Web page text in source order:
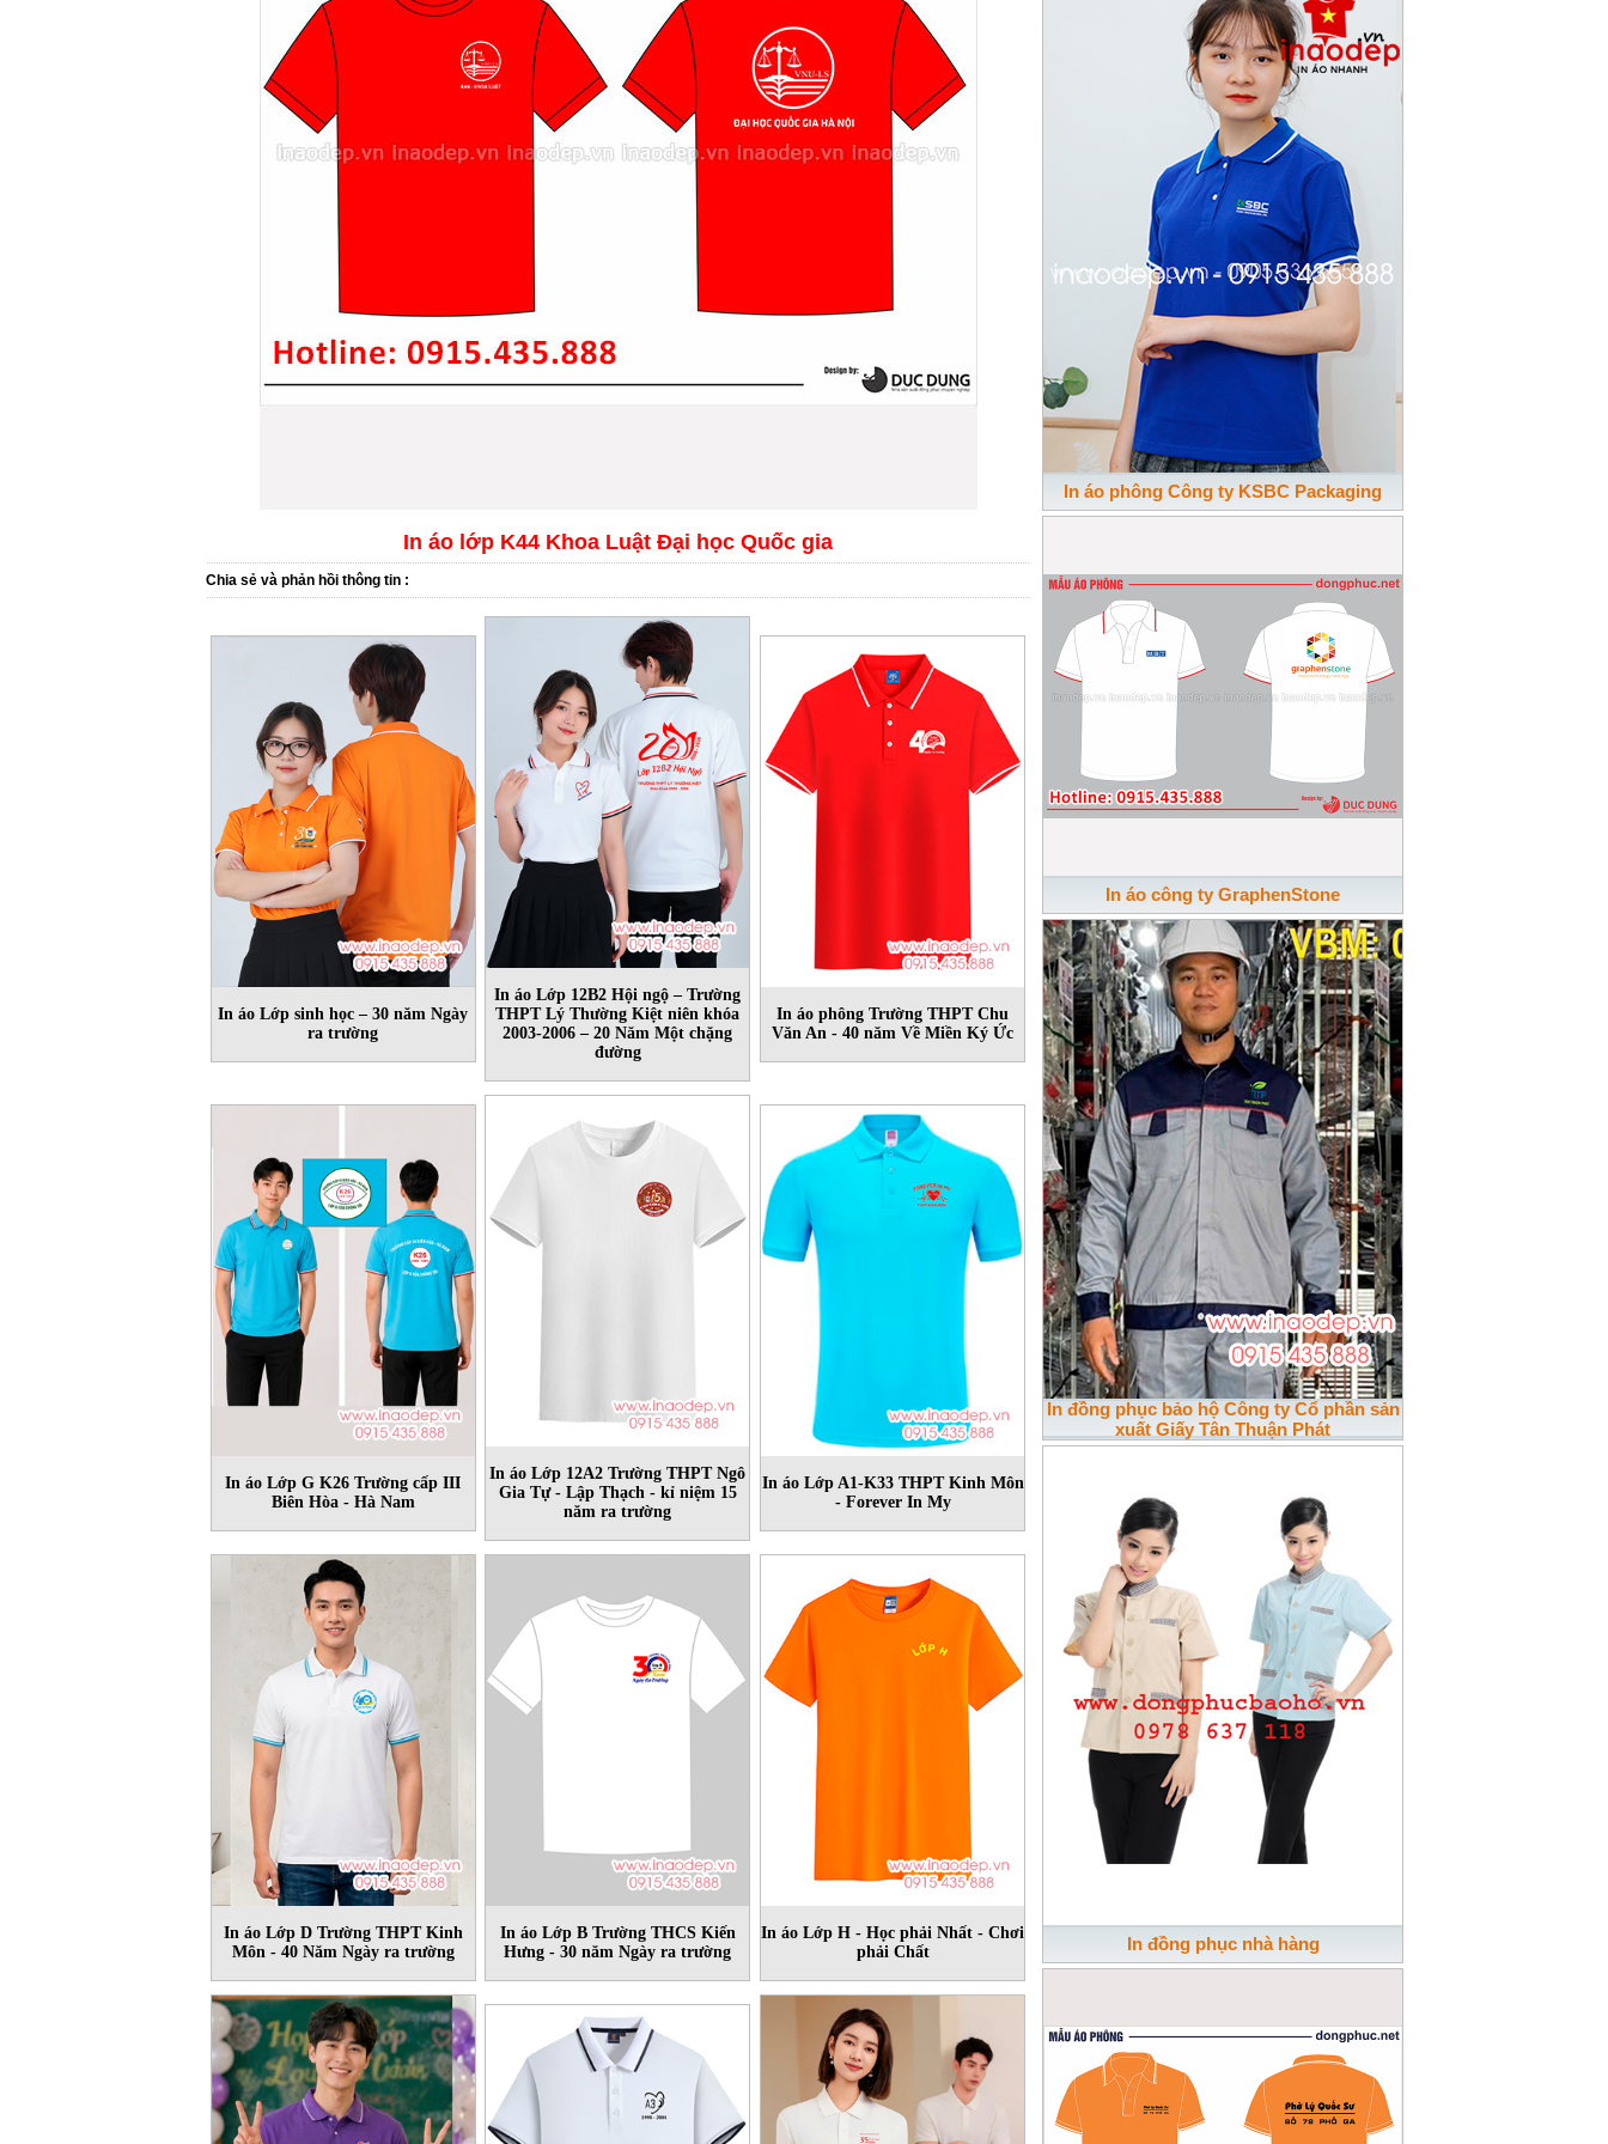
In áo lớp K44 Khoa Luật Đại học Quốc gia
Chia sẻ và phản hồi thông tin :
In áo Lớp sinh học – 30 năm Ngày
ra trường
In áo Lớp 12B2 Hội ngộ – Trường
THPT Lý Thường Kiệt niên khóa
2003-2006 – 20 Năm Một chặng
đường
In áo phông Trường THPT Chu
Văn An - 40 năm Về Miền Ký Ức
In áo Lớp G K26 Trường cấp III
Biên Hòa - Hà Nam
In áo Lớp 12A2 Trường THPT Ngô
Gia Tự - Lập Thạch - kỉ niệm 15
năm ra trường
In áo Lớp A1-K33 THPT Kinh Môn
- Forever In My
In áo Lớp D Trường THPT Kinh
Môn - 40 Năm Ngày ra trường
In áo Lớp B Trường THCS Kiến
Hưng - 30 năm Ngày ra trường
In áo Lớp H - Học phải Nhất - Chơi
phải Chất
In áo phông Công ty KSBC Packaging
In áo công ty GraphenStone
In đồng phục bảo hộ Công ty Cổ phần sản
xuất Giấy Tân Thuận Phát
In đồng phục nhà hàng